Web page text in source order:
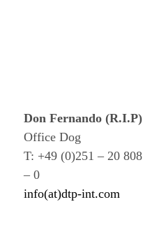
Don Fernando (R.I.P)
Office Dog
T: +49 (0)251 – 20 808
– 0
info(at)dtp-int.com